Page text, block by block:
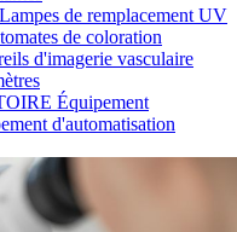
Lampes de remplacement UV
de coloration
d'imagerie vasculaire
Équipement
d'automatisation